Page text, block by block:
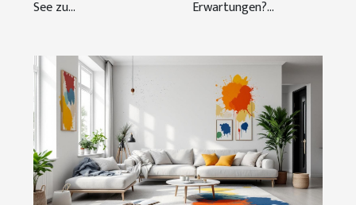
See zu...
Erwartungen?...